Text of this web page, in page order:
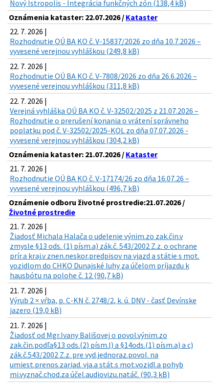
Nový Istropolis - Integrácia funkčných zón (138,4 kB)
Oznámenia kataster: 22.07.2026 / Kataster
22. 7. 2026 |
Rozhodnutie OÚ BA KO č. V-15837/2026 zo dňa 10.7.2026 –
vyvesené verejnou vyhláškou (249,8 kB)
22. 7. 2026 |
Rozhodnutie OÚ BA KO č. V-7808/2026 zo dňa 26.6.2026 –
vyvesené verejnou vyhláškou (311,8 kB)
22. 7. 2026 |
Verejná vyhláška OÚ BA KO č. V-32502/2025 z 21.07.2026 –
Rozhodnutie o prerušení konania o vrátení správneho
poplatku pod č. V-32502/2025-KOL zo dňa 07.07.2026 -
vyvesené verejnou vyhláškou (304,2 kB)
Oznámenia kataster: 21.07.2026 / Kataster
21. 7. 2026 |
Rozhodnutie OÚ BA KO č. V-17174/26 zo dňa 16.07.26 –
vyvesené verejnou vyhláškou (496,7 kB)
Oznámenie odboru životné prostredie:21.07.2026 /
Životné prostredie
21. 7. 2026 |
Žiadosť Michala Halača o udelenie výnim.zo zak.čin.v
zmysle §13 ods. (1) písm.a) zák.č. 543/2002 Z.z. o ochrane
prír.a kraj.v znen.neskor.predpisov na vjazd a státie s mot.
vozidlom do CHKO Dunajské luhy za účelom príjazdu k
hausbótu na polohe č. 12 (90,7 kB)
21. 7. 2026 |
Výrub 2 × vŕba, p. C-KN č. 2748/2, k. ú. DNV - časť Devínske
jazero (19,0 kB)
21. 7. 2026 |
Žiadosť od Mgr.Ivany Bališovej o povol.výnim.zo
zak.čin.podľa§13 ods.(2) písm.l) a §14ods.(1) písm.a) a c)
zák.č.543/2002 Z.z. pre vyd.jednoraz.povol. na
umiest.prenos.zariad. vja.a stát.s mot.vozidl.a pohyb
mi.vyznač.chod.za účel.audiovizu.natáč. (90,3 kB)